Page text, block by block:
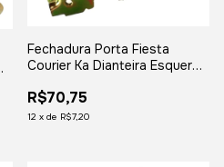
Fechadura Porta Fiesta
Courier Ka Dianteira Esquerda
R$70,75
12 x de R$7,20